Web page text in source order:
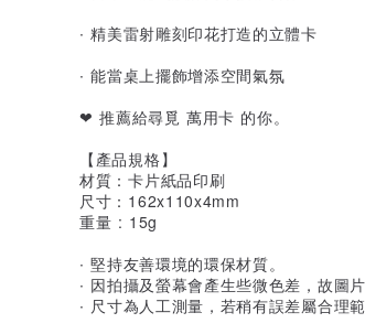
∙ 精美雷射雕刻印花打造的立體卡
∙ 能當桌上擺飾增添空間氣氛
❤ 推薦給尋覓 萬用卡 的你。
【產品規格】
材質：卡片紙品印刷
尺寸：162x110x4mm
重量 : 15g
∙ 堅持友善環境的環保材質。
∙ 因拍攝及螢幕會產生些微色差，故圖
∙ 尺寸為人工測量，若稍有誤差屬合理範